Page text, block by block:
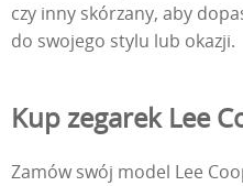
czy inny skórzany, aby
do swojego stylu lub okazji.
Kup zegarek Lee
Zamów swój model Lee